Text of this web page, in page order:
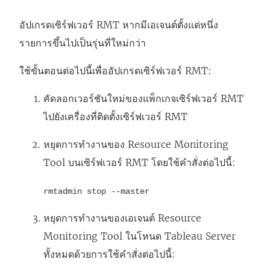
อัปเกรดเซิร์ฟเวอร์ RMT หากมีเอเจนต์ตั้งแต่หนึ่ง
รายการขึ้นไปเป็นรุ่นที่ใหม่กว่า
ใช้ขั้นตอนต่อไปนี้เพื่ออัปเกรดเซิร์ฟเวอร์ RMT:
คัดลอกเวอร์ชันใหม่ของแพ็กเกจเซิร์ฟเวอร์ RMT
ไปยังเครื่องที่ติดตั้งเซิร์ฟเวอร์ RMT
หยุดการทำงานของ Resource Monitoring
Tool บนเซิร์ฟเวอร์ RMT โดยใช้คำสั่งต่อไปนี้:
rmtadmin stop --master
หยุดการทำงานของเอเจนต์ Resource
Monitoring Tool ในโหนด Tableau Server
ทั้งหมดด้วยการใช้คำสั่งต่อไปนี้: